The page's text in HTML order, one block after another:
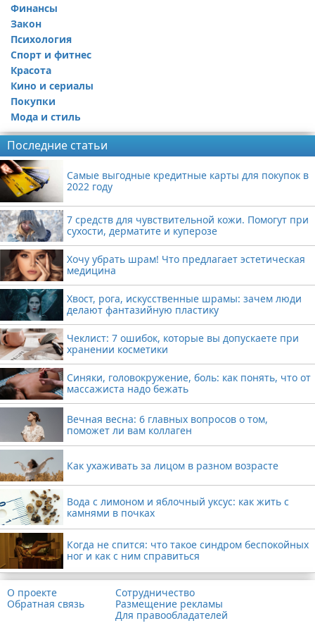
Финансы
Закон
Психология
Спорт и фитнес
Красота
Кино и сериалы
Покупки
Мода и стиль
Последние статьи
Самые выгодные кредитные карты для покупок в
2022 году
7 средств для чувствительной кожи. Помогут при
сухости, дерматите и куперозе
Хочу убрать шрам! Что предлагает эстетическая
медицина
Хвост, рога, искусственные шрамы: зачем люди
делают фантазийную пластику
Чеклист: 7 ошибок, которые вы допускаете при
хранении косметики
Синяки, головокружение, боль: как понять, что от
массажиста надо бежать
Вечная весна: 6 главных вопросов о том,
поможет ли вам коллаген
Как ухаживать за лицом в разном возрасте
Вода с лимоном и яблочный уксус: как жить с
камнями в почках
Когда не спится: что такое синдром беспокойных
ног и как с ним справиться
О проекте
Обратная связь
Сотрудничество
Размещение рекламы
Для правообладателей